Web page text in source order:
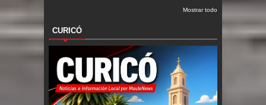
Mostrar todo
CURICÓ